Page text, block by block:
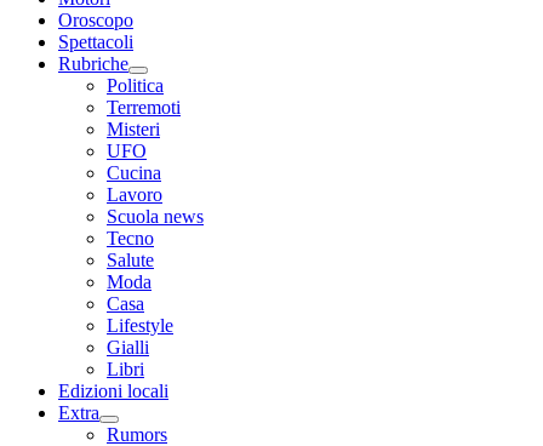
Oroscopo
Spettacoli
Rubriche
Politica
Terremoti
Misteri
UFO
Cucina
Lavoro
Scuola news
Tecno
Salute
Moda
Casa
Lifestyle
Gialli
Libri
Edizioni locali
Extra
Rumors